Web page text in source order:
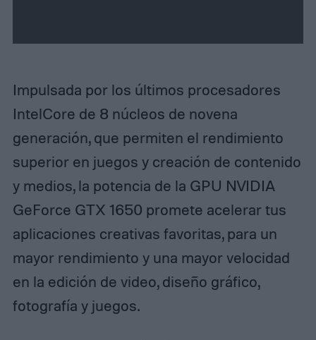
Impulsada por los últimos procesadores
IntelCore de 8 núcleos de novena
generación, que permiten el rendimiento
superior en juegos y creación de contenido
y medios, la potencia de la GPU NVIDIA
GeForce GTX 1650 promete acelerar tus
aplicaciones creativas favoritas, para un
mayor rendimiento y una mayor velocidad
en la edición de video, diseño gráfico,
fotografía y juegos.